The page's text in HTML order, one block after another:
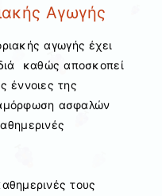
Αγωγής
αγωγής έχει
καθώς αποσκοπεί
έννοιες της
ασφαλών
τους